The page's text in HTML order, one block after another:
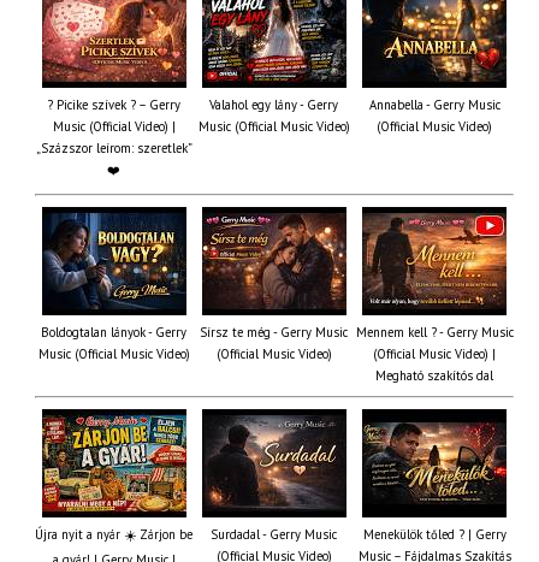
? Picike szívek ? – Gerry
Music (Official Video) |
„Százszor leírom: szeretlek”
❤️
Valahol egy lány - Gerry
Music (Official Music Video)
Annabella - Gerry Music
(Official Music Video)
Boldogtalan lányok - Gerry
Music (Official Music Video)
Sírsz te még - Gerry Music
(Official Music Video)
Mennem kell ? - Gerry Music
(Official Music Video) |
Megható szakítós dal
Újra nyit a nyár ☀️ Zárjon be
Surdadal - Gerry Music
(Official Music Video)
Menekülök tőled ? | Gerry
Music – Fájdalmas Szakítás